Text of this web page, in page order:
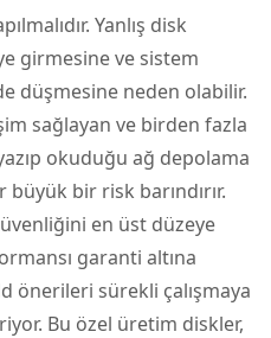
Yanlış disk
girmesine ve sistem
düşmesine neden olabilir.
sağlayan ve birden fazla
okuduğu ağ depolama
bir risk barındırır.
en üst düzeye
garanti altına
önerileri sürekli çalışmaya
Bu özel üretim diskler,